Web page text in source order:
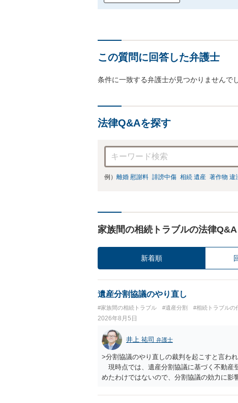
この質問に回答した弁護士
条件に一致する弁護士が見つかりませんで
法律Q&Aを探す
例） 離婚 慰謝料 誹謗中傷 相続 遺産 著作物 違
家族間の相続トラブルの法律Q&A
新着順
遺産分割協議のやり直し
#家族間の相続トラブル #遺産分割 #相続トラブルの
2026年8月5日
井上 祐司 弁護士
>分割協議のやり直しの裁判を起こすと言わ
現時点では、遺産分割協議に基づく不動産
めたわけではないので、分割協議の効力に
りますが、 ・伯母様自身が分割協議に加わ